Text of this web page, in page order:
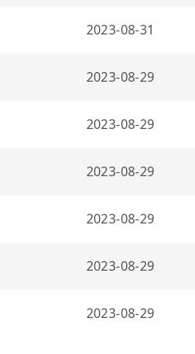
2023-08-31
2023-08-29
2023-08-29
2023-08-29
2023-08-29
2023-08-29
2023-08-29